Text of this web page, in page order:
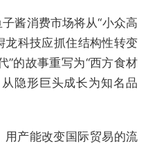
酱消费市场将从“小众高
龙科技应抓住结构性转变
”的故事重写为“西方食材
隐形巨头成长为知名品
产能改变国际贸易的流